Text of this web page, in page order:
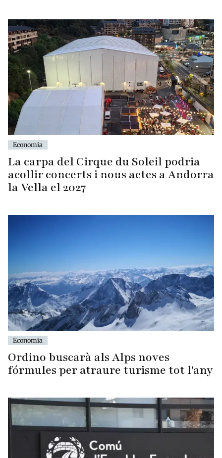
Economia
La carpa del Cirque du Soleil podria
acollir concerts i nous actes a Andorra
la Vella el 2027
Economia
Ordino buscarà als Alps noves
fórmules per atraure turisme tot l'any